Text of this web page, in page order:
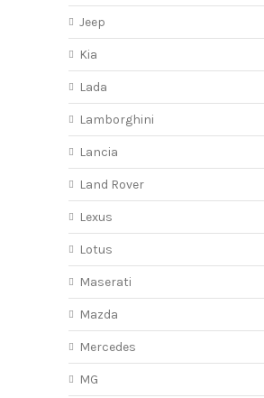
Jeep
Kia
Lada
Lamborghini
Lancia
Land Rover
Lexus
Lotus
Maserati
Mazda
Mercedes
MG